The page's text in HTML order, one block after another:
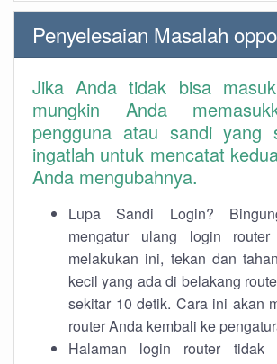
Penyelesaian Masalah
Jika Anda tidak bisa
mungkin Anda
pengguna atau sandi yang
ingatlah untuk mencatat
Anda mengubahnya.
Lupa Sandi Login?
mengatur ulang login
melakukan ini, tekan dan
kecil yang ada di belakang
sekitar 10 detik. Cara ini akan
router Anda kembali ke
Halaman login router tidak